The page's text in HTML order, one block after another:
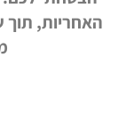
האחריות,